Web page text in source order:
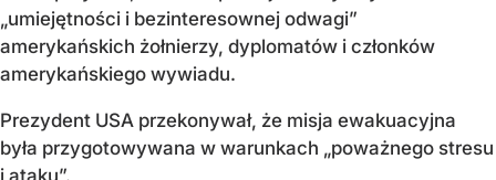
„umiejętności i bezinteresownej odwagi”
amerykańskich żołnierzy, dyplomatów i członków
amerykańskiego wywiadu.
Prezydent USA przekonywał, że misja ewakuacyjna
była przygotowywana w warunkach „poważnego stresu